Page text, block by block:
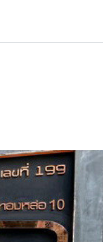
เพิ่มยูนิตเปรียบเทียบ